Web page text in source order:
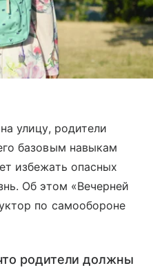
улицу, родители
базовым навыкам
избежать опасных
Об этом «Вечерней
по самообороне
родители должны